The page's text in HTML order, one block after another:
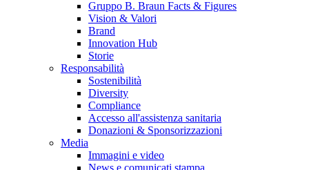
Catalogo prodotti
Trova il prodotto che stai cercando. Visita il catalogo B. Braun
Gruppo B. Braun Facts & Figures
Vision & Valori
Brand
Innovation Hub
Storie
Responsabilità
Sostenibilità
Diversity
Compliance
Accesso all'assistenza sanitaria
Donazioni & Sponsorizzazioni
Media
Immagini e video
News e comunicati stampa